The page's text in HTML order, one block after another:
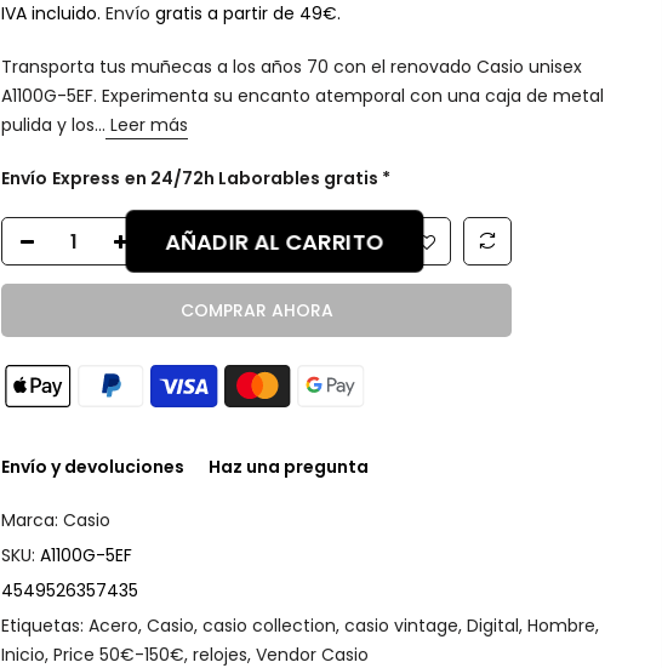
IVA incluido. Envío gratis a partir de 49€.
Transporta tus muñecas a los años 70 con el renovado Casio unisex
A1100G-5EF. Experimenta su encanto atemporal con una caja de metal
pulida y los... Leer más
Envío Express en 24/72h Laborables gratis *
AÑADIR AL CARRITO
COMPRAR AHORA
Envío y devoluciones Haz una pregunta
Marca: Casio
SKU: A1100G-5EF
4549526357435
Etiquetas: Acero, Casio, casio collection, casio vintage, Digital, Hombre,
Inicio, Price 50€-150€, relojes, Vendor Casio